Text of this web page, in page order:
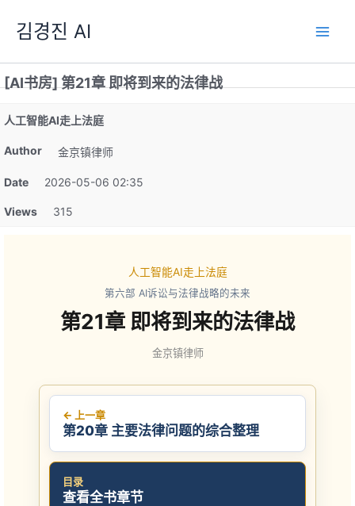
容
김경진 AI
[AI书房] 第21章 即将到来的法律战
人工智能AI走上法庭
Author 金京镇律师
Date 2026-05-06 02:35
Views 315
人工智能AI走上法庭
第六部 AI诉讼与法律战略的未来
第21章 即将到来的法律战
金京镇律师
← 上一章
第20章 主要法律问题的综合整理
目录
查看全书章节